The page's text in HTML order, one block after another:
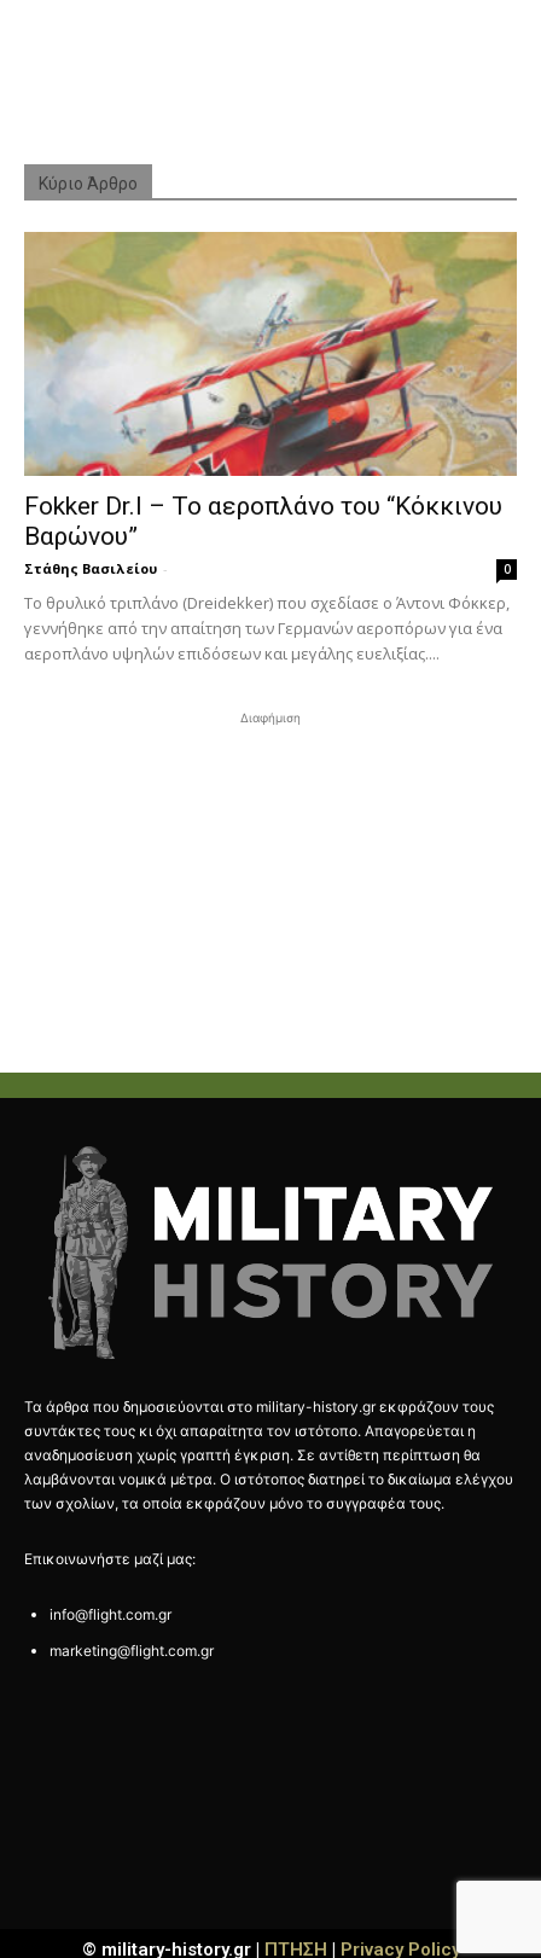
Κύριο Άρθρο
Fokker Dr.I – To αεροπλάνο του “Κόκκινου
Βαρώνου”
Στάθης Βασιλείου - 0
Tο θρυλικό τριπλάνο (Dreidekker) που σχεδίασε ο Άντονι Φόκκερ,
γεννήθηκε από την απαίτηση των Γερμανών αεροπόρων για ένα
αεροπλάνο υψηλών επιδόσεων και μεγάλης ευελιξίας....
Διαφήμιση
Τα άρθρα που δημοσιεύονται στο military-history.gr εκφράζουν τους
συντάκτες τους κι όχι απαραίτητα τον ιστότοπο. Απαγορεύεται η
αναδημοσίευση χωρίς γραπτή έγκριση. Σε αντίθετη περίπτωση θα
λαμβάνονται νομικά μέτρα. Ο ιστότοπος διατηρεί το δικαίωμα ελέγχου
των σχολίων, τα οποία εκφράζουν μόνο το συγγραφέα τους.
Επικοινωνήστε μαζί μας:
info@flight.com.gr
marketing@flight.com.gr
© military-history.gr | ΠΤΗΣΗ | Privacy Policy